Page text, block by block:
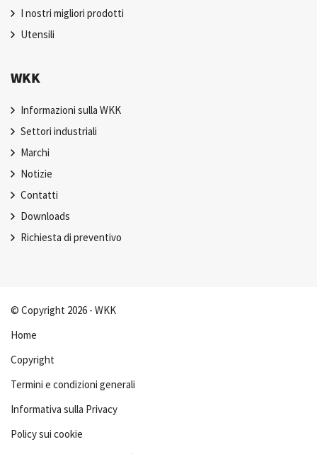
I nostri migliori prodotti
Utensili
WKK
Informazioni sulla WKK
Settori industriali
Marchi
Notizie
Contatti
Downloads
Richiesta di preventivo
© Copyright 2026 - WKK
Home
Copyright
Termini e condizioni generali
Informativa sulla Privacy
Policy sui cookie